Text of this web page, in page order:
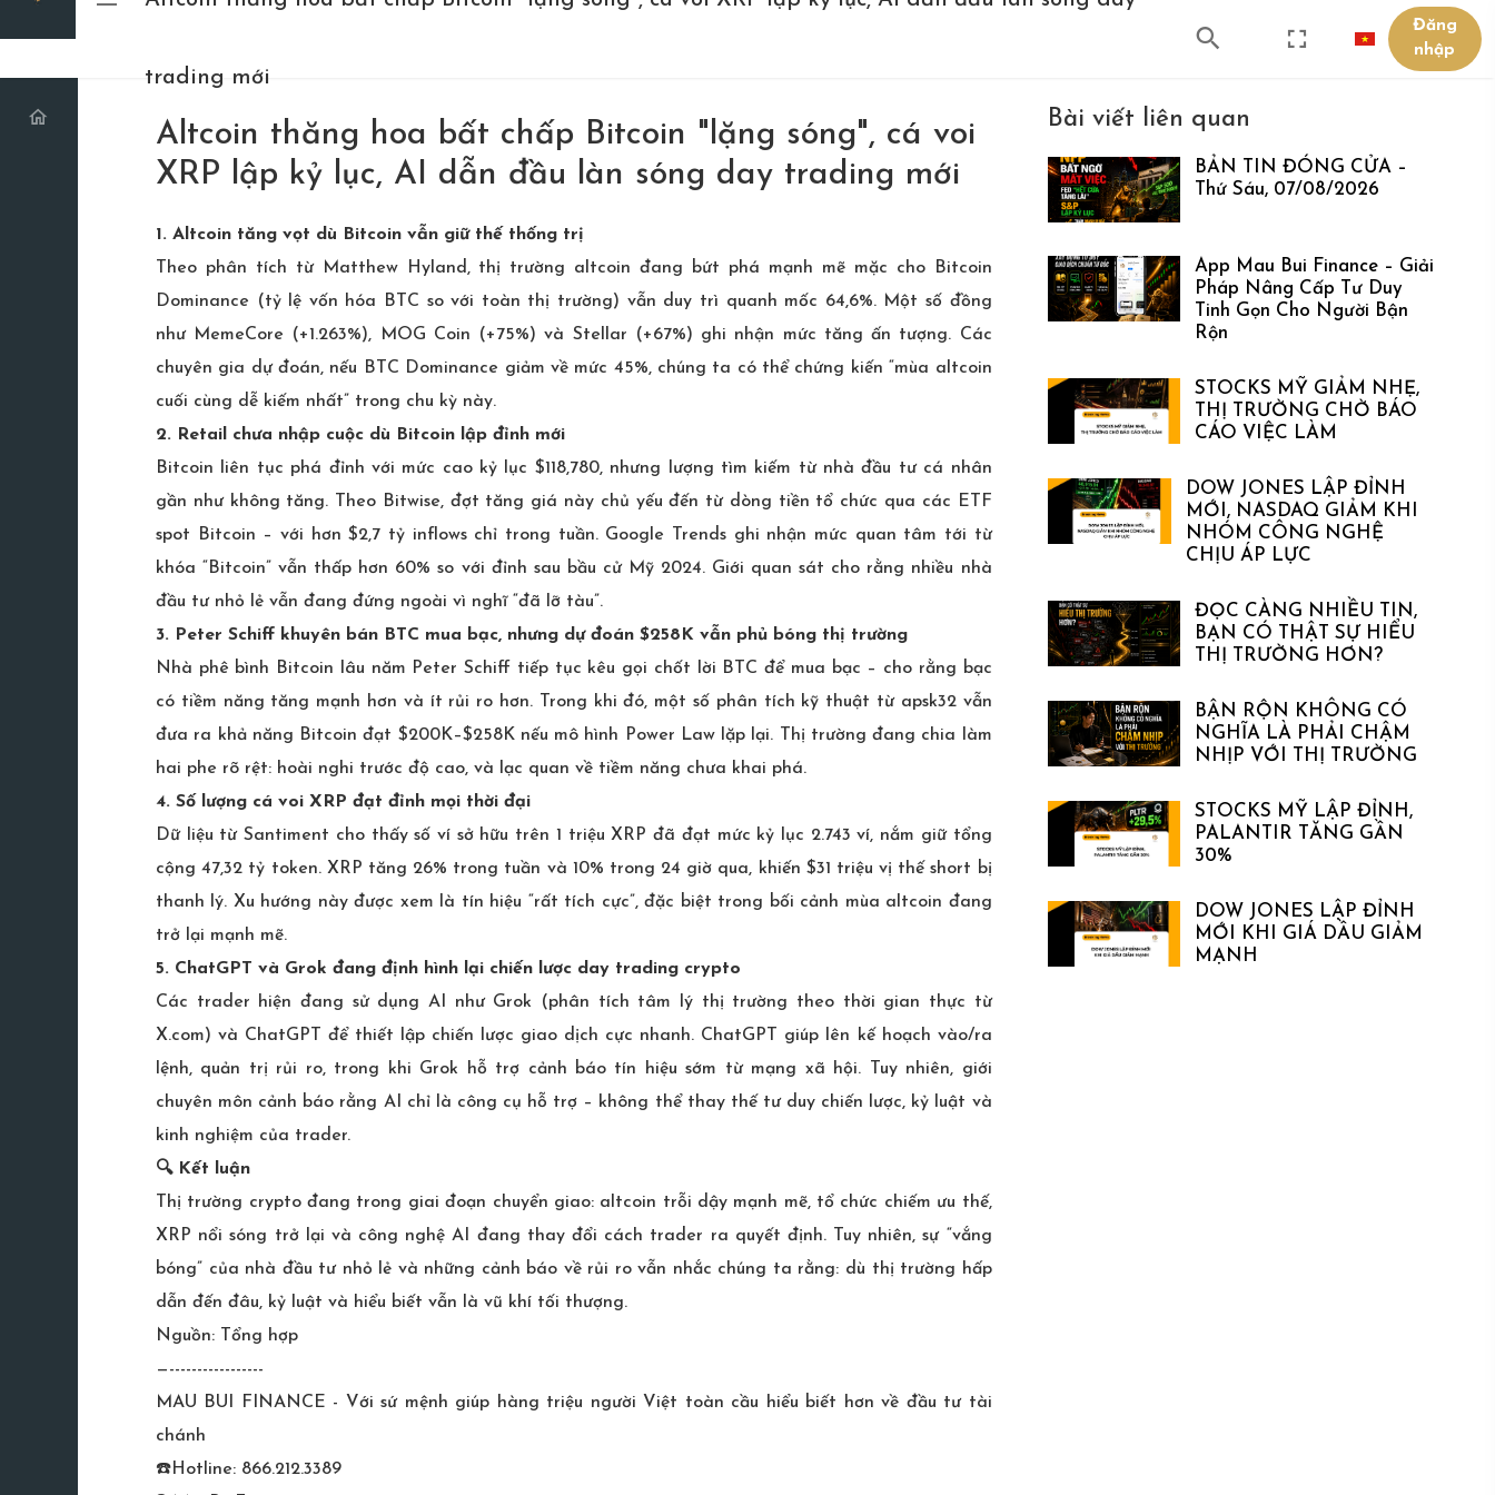
trading mới
Đăng
nhập
Altcoin thăng hoa bất chấp Bitcoin "lặng sóng", cá voi
XRP lập kỷ lục, AI dẫn đầu làn sóng day trading mới
1. Altcoin tăng vọt dù Bitcoin vẫn giữ thế thống trị
Theo phân tích từ Matthew Hyland, thị trường altcoin đang bứt phá mạnh mẽ mặc cho Bitcoin
Dominance (tỷ lệ vốn hóa BTC so với toàn thị trường) vẫn duy trì quanh mốc 64,6%. Một số đồng
như MemeCore (+1.263%), MOG Coin (+75%) và Stellar (+67%) ghi nhận mức tăng ấn tượng. Các
chuyên gia dự đoán, nếu BTC Dominance giảm về mức 45%, chúng ta có thể chứng kiến “mùa altcoin
cuối cùng dễ kiếm nhất” trong chu kỳ này.
2. Retail chưa nhập cuộc dù Bitcoin lập đỉnh mới
Bitcoin liên tục phá đỉnh với mức cao kỷ lục $118,780, nhưng lượng tìm kiếm từ nhà đầu tư cá nhân
gần như không tăng. Theo Bitwise, đợt tăng giá này chủ yếu đến từ dòng tiền tổ chức qua các ETF
spot Bitcoin – với hơn $2,7 tỷ inflows chỉ trong tuần. Google Trends ghi nhận mức quan tâm tới từ
khóa “Bitcoin” vẫn thấp hơn 60% so với đỉnh sau bầu cử Mỹ 2024. Giới quan sát cho rằng nhiều nhà
đầu tư nhỏ lẻ vẫn đang đứng ngoài vì nghĩ “đã lỡ tàu”.
3. Peter Schiff khuyên bán BTC mua bạc, nhưng dự đoán $258K vẫn phủ bóng thị trường
Nhà phê bình Bitcoin lâu năm Peter Schiff tiếp tục kêu gọi chốt lời BTC để mua bạc – cho rằng bạc
có tiềm năng tăng mạnh hơn và ít rủi ro hơn. Trong khi đó, một số phân tích kỹ thuật từ apsk32 vẫn
đưa ra khả năng Bitcoin đạt $200K–$258K nếu mô hình Power Law lặp lại. Thị trường đang chia làm
hai phe rõ rệt: hoài nghi trước độ cao, và lạc quan về tiềm năng chưa khai phá.
4. Số lượng cá voi XRP đạt đỉnh mọi thời đại
Dữ liệu từ Santiment cho thấy số ví sở hữu trên 1 triệu XRP đã đạt mức kỷ lục 2.743 ví, nắm giữ tổng
cộng 47,32 tỷ token. XRP tăng 26% trong tuần và 10% trong 24 giờ qua, khiến $31 triệu vị thế short bị
thanh lý. Xu hướng này được xem là tín hiệu “rất tích cực”, đặc biệt trong bối cảnh mùa altcoin đang
trở lại mạnh mẽ.
5. ChatGPT và Grok đang định hình lại chiến lược day trading crypto
Các trader hiện đang sử dụng AI như Grok (phân tích tâm lý thị trường theo thời gian thực từ
X.com) và ChatGPT để thiết lập chiến lược giao dịch cực nhanh. ChatGPT giúp lên kế hoạch vào/ra
lệnh, quản trị rủi ro, trong khi Grok hỗ trợ cảnh báo tín hiệu sớm từ mạng xã hội. Tuy nhiên, giới
chuyên môn cảnh báo rằng AI chỉ là công cụ hỗ trợ – không thể thay thế tư duy chiến lược, kỷ luật và
kinh nghiệm của trader.
🔍 Kết luận
Thị trường crypto đang trong giai đoạn chuyển giao: altcoin trỗi dậy mạnh mẽ, tổ chức chiếm ưu thế,
XRP nổi sóng trở lại và công nghệ AI đang thay đổi cách trader ra quyết định. Tuy nhiên, sự “vắng
bóng” của nhà đầu tư nhỏ lẻ và những cảnh báo về rủi ro vẫn nhắc chúng ta rằng: dù thị trường hấp
dẫn đến đâu, kỷ luật và hiểu biết vẫn là vũ khí tối thượng.
Nguồn: Tổng hợp
—-----------------
MAU BUI FINANCE - Với sứ mệnh giúp hàng triệu người Việt toàn cầu hiểu biết hơn về đầu tư tài
chánh
☎️Hotline: 866.212.3389
Bài viết liên quan
BẢN TIN ĐÓNG CỬA –
Thứ Sáu, 07/08/2026
App Mau Bui Finance – Giải
Pháp Nâng Cấp Tư Duy
Tinh Gọn Cho Người Bận
Rộn
STOCKS MỸ GIẢM NHẸ,
THỊ TRƯỜNG CHỜ BÁO
CÁO VIỆC LÀM
DOW JONES LẬP ĐỈNH
MỚI, NASDAQ GIẢM KHI
NHÓM CÔNG NGHỆ
CHỊU ÁP LỰC
ĐỌC CÀNG NHIỀU TIN,
BẠN CÓ THẬT SỰ HIỂU
THỊ TRƯỜNG HƠN?
BẬN RỘN KHÔNG CÓ
NGHĨA LÀ PHẢI CHẬM
NHỊP VỚI THỊ TRƯỜNG
STOCKS MỸ LẬP ĐỈNH,
PALANTIR TĂNG GẦN
30%
DOW JONES LẬP ĐỈNH
MỚI KHI GIÁ DẦU GIẢM
MẠNH